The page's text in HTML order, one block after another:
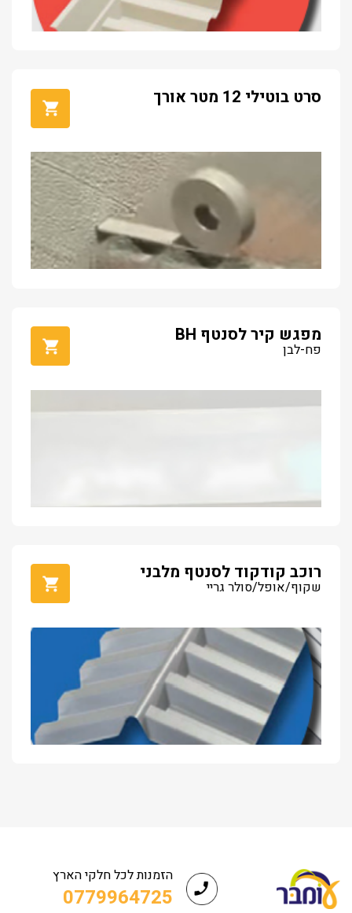
סרט בוטילי 12 מטר אורך
מפגש קיר לסנטף BH
פח-לבן
רוכב קודקוד לסנטף מלבני
שקוף/אופל/סולר גריי
הזמנות לכל חלקי הארץ
0779964725